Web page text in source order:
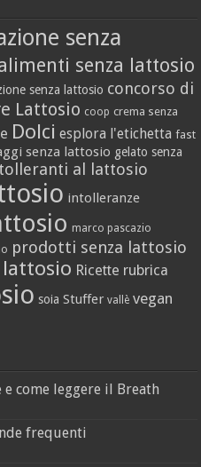
senza
senza lattosio
senza lattosio concorso di
Lattosio coop crema senza
Dolci esplora l'etichetta fast
senza lattosio gelato senza
al lattosio
intolleranze
marco pascazio
prodotti senza lattosio
lattosio Ricette rubrica
soia Stuffer vallè vegan
e come leggere il Breath
frequenti